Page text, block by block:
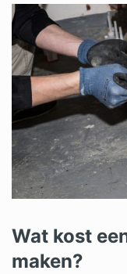
Wat kost
maken?